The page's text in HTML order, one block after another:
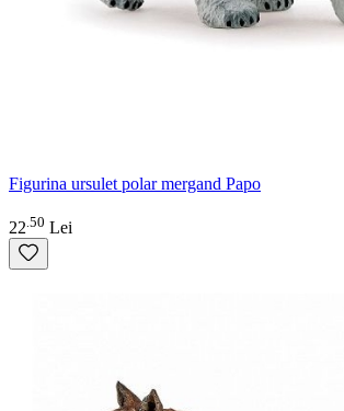
Figurina ursulet polar mergand Papo
22 50 Lei